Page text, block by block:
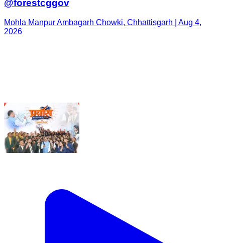
@forestcggov
Mohla Manpur Ambagarh Chowki, Chhattisgarh | Aug 4,
2026